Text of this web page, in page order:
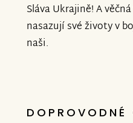
Sláva Ukrajině! A
nasazují své životy v
naši.
DOPROVODNÉ